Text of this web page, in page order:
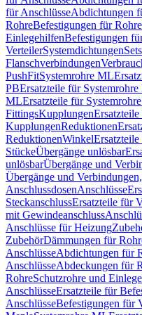
für AnschlüsseAbdichtungen
RohreBefestigungen für Rohre
EinlegehilfenBefestigungen
VerteilerSystemdichtungen
Flanschverbindungen
PushFitSystemrohre ML
PBErsatzteile für Systemrohre
MLErsatzteile für
FittingsKupplungen
KupplungenReduktionen
ReduktionenWinkel
StückeÜbergänge unlösbar
unlösbarÜbergänge und
Übergänge und
AnschlussdosenAnschlüsse
SteckanschlussErsatzteile für
mit Gewindeanschluss
Anschlüsse für Heizung
ZubehörDämmungen für
AnschlüsseAbdichtungen für
AnschlüsseAbdeckungen für
RohreSchutzrohre und
AnschlüsseErsatzteile für
AnschlüsseBefestigungen für